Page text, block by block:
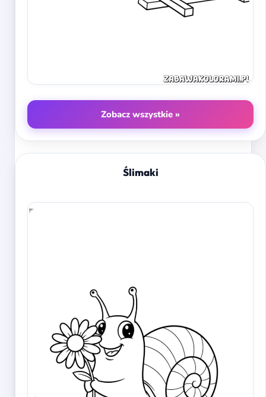
Zobacz wszystkie »
Ślimaki